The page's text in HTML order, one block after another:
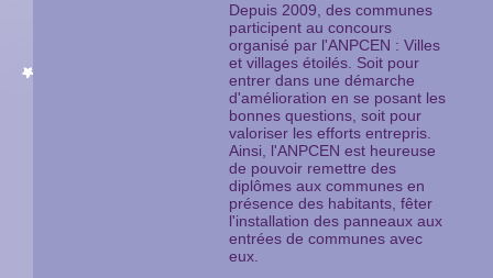
Depuis 2009, des communes
participent au concours
organisé par l'ANPCEN : Villes
et villages étoilés. Soit pour
entrer dans une démarche
d'amélioration en se posant les
bonnes questions, soit pour
valoriser les efforts entrepris.
Ainsi, l'ANPCEN est heureuse
de pouvoir remettre des
diplômes aux communes en
présence des habitants, fêter
l'installation des panneaux aux
entrées de communes avec
eux.